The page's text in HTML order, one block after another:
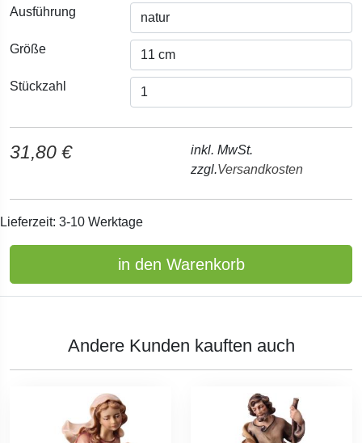
Ausführung
Größe
Stückzahl
31,80 €
inkl. MwSt.
zzgl.Versandkosten
Lieferzeit: 3-10 Werktage
in den Warenkorb
Andere Kunden kauften auch